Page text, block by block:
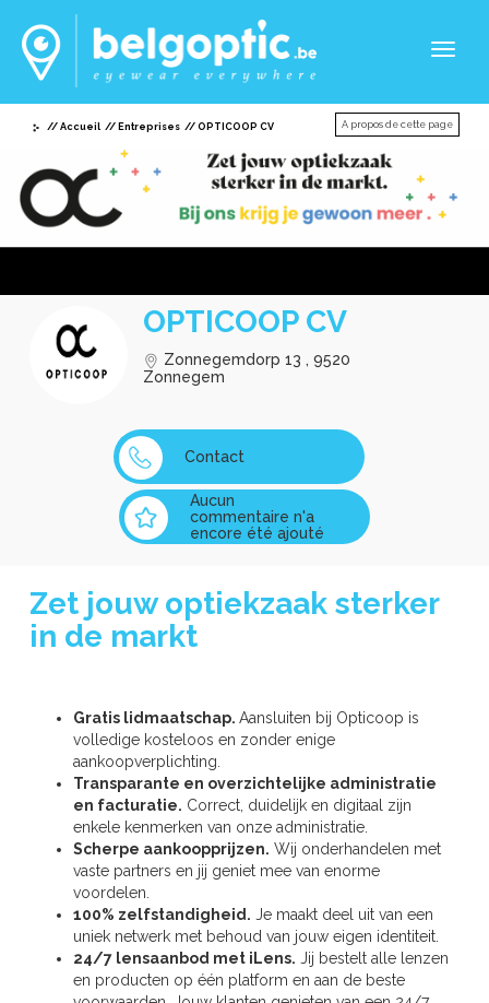
Accueil Entreprises OPTICOOP CV A propos de cette page
OPTICOOP CV
Zonnegemdorp 13 , 9520
Zonnegem
Contact
Aucun
commentaire n'a
encore été ajouté
Zet jouw optiekzaak sterker
in de markt
Gratis lidmaatschap. Aansluiten bij Opticoop is
volledige kosteloos en zonder enige
aankoopverplichting.
Transparante en overzichtelijke administratie
en facturatie. Correct, duidelijk en digitaal zijn
enkele kenmerken van onze administratie.
Scherpe aankoopprijzen. Wij onderhandelen met
vaste partners en jij geniet mee van enorme
voordelen.
100% zelfstandigheid. Je maakt deel uit van een
uniek netwerk met behoud van jouw eigen identiteit.
24/7 lensaanbod met iLens. Jij bestelt alle lenzen
en producten op één platform en aan de beste